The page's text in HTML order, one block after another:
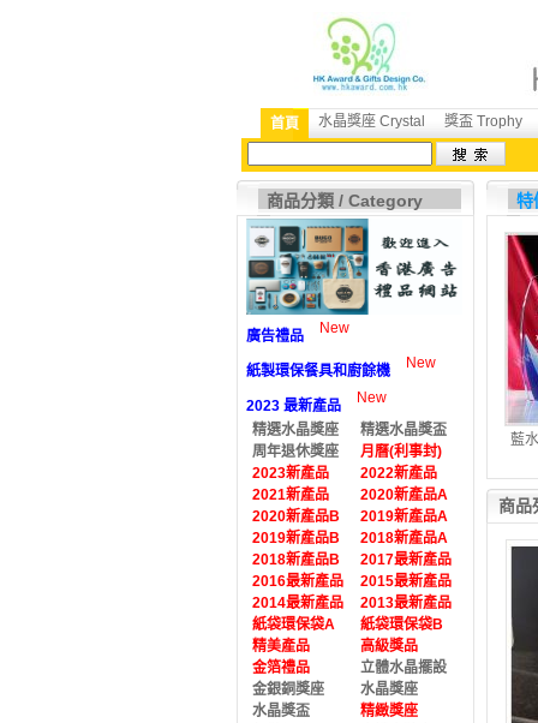
首頁 水晶獎座 Crystal 獎盃 Trophy
商品分類 / Category
廣告禮品 New
紙製環保餐具和廚餘機 New
2023 最新產品
New
精選水晶獎座
精選水晶獎盃
周年退休獎座
月曆(利事封)
2023新產品
2022新產品
2021新產品
2020新產品A
2020新產品B
2019新產品A
2019新產品B
2018新產品A
2018新產品B
2017最新產品
2016最新產品
2015最新產品
2014最新產品
2013最新產品
紙袋環保袋A
紙袋環保袋B
精美產品
高級獎品
金箔禮品
立體水晶擺設
金銀銅獎座
水晶獎座
水晶獎盃
精緻獎座
特
藍
商品